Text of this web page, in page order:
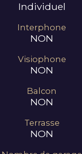
Individuel
Interphone
NON
Visiophone
NON
Balcon
NON
Terrasse
NON